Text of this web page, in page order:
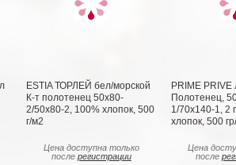
ESTIA ТОРЛЕЙ бел/морской
К-т полотенец 50х80-
2/50х80-2, 100% хлопок, 500
г/м2
Цена доступна только
после регистрации
PRIME
Полотенец,
1/70х140-1, 2
хлопок, 500
Цена
после